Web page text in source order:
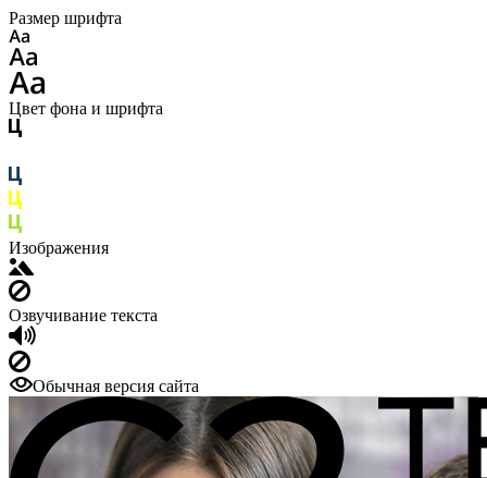
Размер шрифта
Цвет фона и шрифта
Изображения
Озвучивание текста
Обычная версия сайта